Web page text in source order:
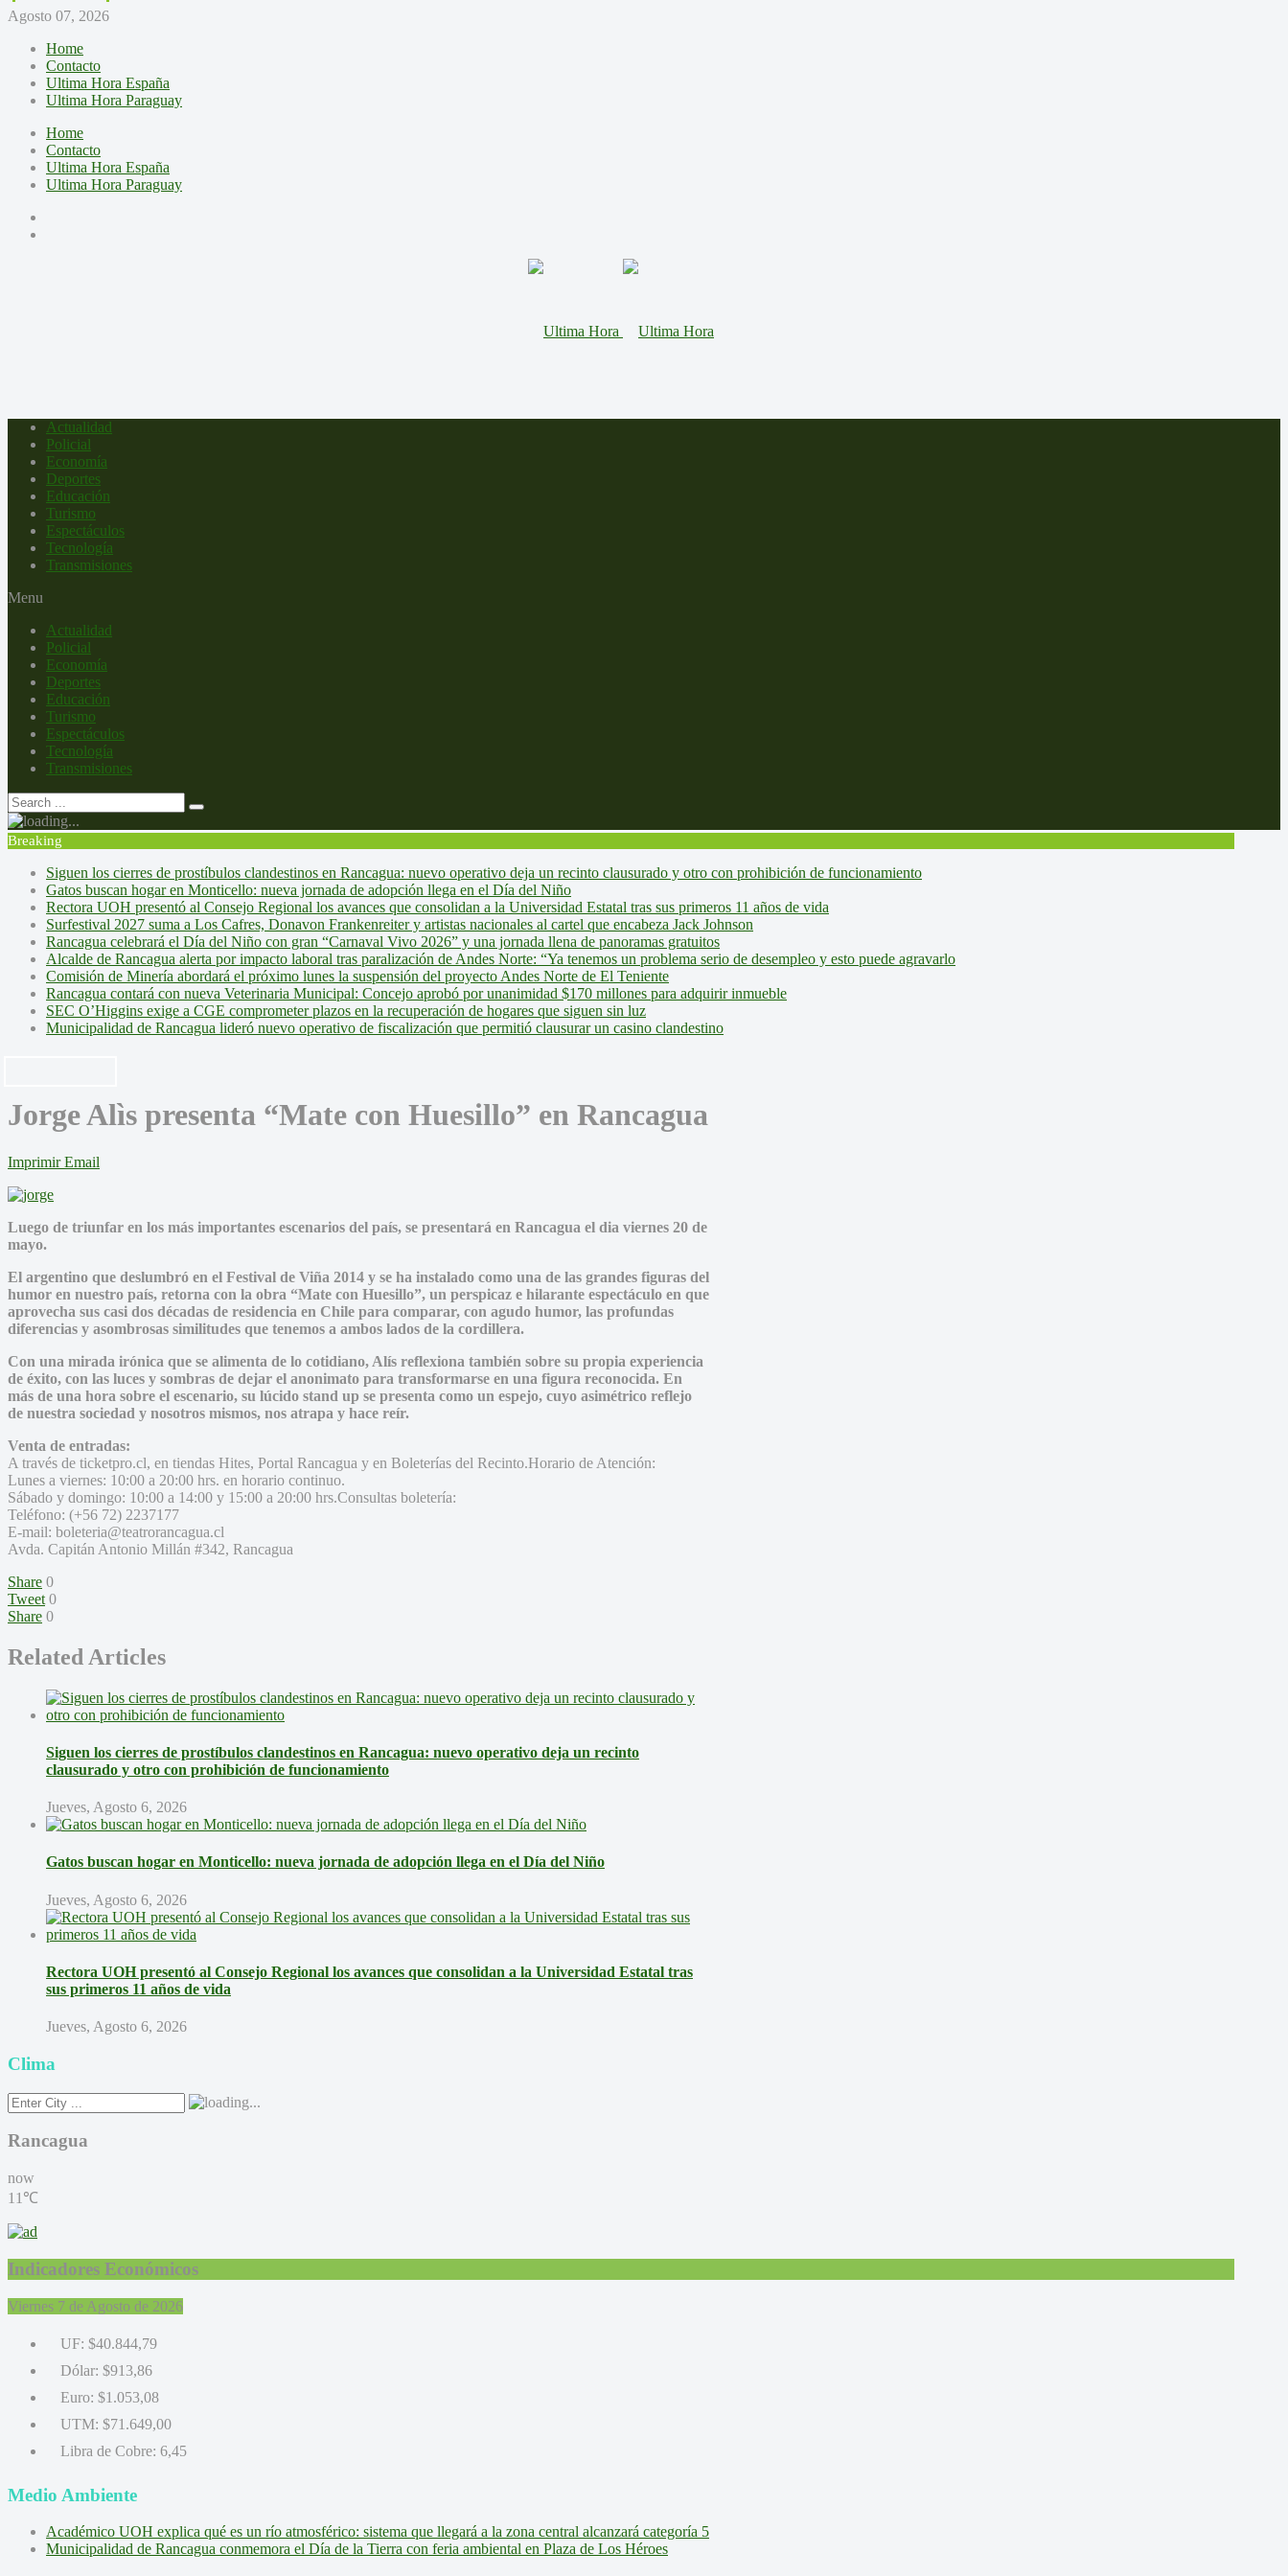
Agosto 07, 2026
Home
Contacto
Ultima Hora España
Ultima Hora Paraguay
Home
Contacto
Ultima Hora España
Ultima Hora Paraguay
Actualidad
Policial
Economía
Deportes
Educación
Turismo
Espectáculos
Tecnología
Transmisiones
Menu
Actualidad
Policial
Economía
Deportes
Educación
Turismo
Espectáculos
Tecnología
Transmisiones
Breaking
Siguen los cierres de prostíbulos clandestinos en Rancagua: nuevo operativo deja un recinto clausurado y otro con prohibición de funcionamiento
Gatos buscan hogar en Monticello: nueva jornada de adopción llega en el Día del Niño
Rectora UOH presentó al Consejo Regional los avances que consolidan a la Universidad Estatal tras sus primeros 11 años de vida
Surfestival 2027 suma a Los Cafres, Donavon Frankenreiter y artistas nacionales al cartel que encabeza Jack Johnson
Rancagua celebrará el Día del Niño con gran “Carnaval Vivo 2026” y una jornada llena de panoramas gratuitos
Alcalde de Rancagua alerta por impacto laboral tras paralización de Andes Norte: “Ya tenemos un problema serio de desempleo y esto puede agravarlo
Comisión de Minería abordará el próximo lunes la suspensión del proyecto Andes Norte de El Teniente
Rancagua contará con nueva Veterinaria Municipal: Concejo aprobó por unanimidad $170 millones para adquirir inmueble
SEC O’Higgins exige a CGE comprometer plazos en la recuperación de hogares que siguen sin luz
Municipalidad de Rancagua lideró nuevo operativo de fiscalización que permitió clausurar un casino clandestino
Jorge Alìs presenta “Mate con Huesillo” en Rancagua
Imprimir Email
Luego de triunfar en los más importantes escenarios del país, se presentará en Rancagua el dia viernes 20 de
mayo.
El argentino que deslumbró en el Festival de Viña 2014 y se ha instalado como una de las grandes figuras del
humor en nuestro país, retorna con la obra “Mate con Huesillo”, un perspicaz e hilarante espectáculo en que
aprovecha sus casi dos décadas de residencia en Chile para comparar, con agudo humor, las profundas
diferencias y asombrosas similitudes que tenemos a ambos lados de la cordillera.
Con una mirada irónica que se alimenta de lo cotidiano, Alís reflexiona también sobre su propia experiencia
de éxito, con las luces y sombras de dejar el anonimato para transformarse en una figura reconocida. En
más de una hora sobre el escenario, su lúcido stand up se presenta como un espejo, cuyo asimétrico reflejo
de nuestra sociedad y nosotros mismos, nos atrapa y hace reír.
Venta de entradas:
A través de ticketpro.cl, en tiendas Hites, Portal Rancagua y en Boleterías del Recinto.Horario de Atención:
Lunes a viernes: 10:00 a 20:00 hrs. en horario continuo.
Sábado y domingo: 10:00 a 14:00 y 15:00 a 20:00 hrs.Consultas boletería:
Teléfono: (+56 72) 2237177
E-mail: boleteria@teatrorancagua.cl
Avda. Capitán Antonio Millán #342, Rancagua
Share 0
Tweet 0
Share 0
Related Articles
Siguen los cierres de prostíbulos clandestinos en Rancagua: nuevo operativo deja un recinto
clausurado y otro con prohibición de funcionamiento
Jueves, Agosto 6, 2026
Gatos buscan hogar en Monticello: nueva jornada de adopción llega en el Día del Niño
Jueves, Agosto 6, 2026
Rectora UOH presentó al Consejo Regional los avances que consolidan a la Universidad Estatal tras
sus primeros 11 años de vida
Jueves, Agosto 6, 2026
Clima
Rancagua
now
11℃
Indicadores Económicos
Viernes 7 de Agosto de 2026
UF: $40.844,79
Dólar: $913,86
Euro: $1.053,08
UTM: $71.649,00
Libra de Cobre: 6,45
Medio Ambiente
Académico UOH explica qué es un río atmosférico: sistema que llegará a la zona central alcanzará categoría 5
Municipalidad de Rancagua conmemora el Día de la Tierra con feria ambiental en Plaza de Los Héroes